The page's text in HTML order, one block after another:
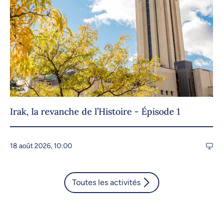
Irak, la revanche de l’Histoire - Épisode 1
18 août 2026, 10:00
Toutes les activités